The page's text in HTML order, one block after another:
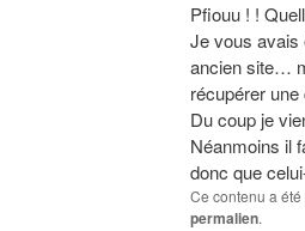
Pfiouu ! !
Je vous avais
ancien site…
récupérer
Du coup je
Néanmoins il
donc que
Ce contenu a
permalien.